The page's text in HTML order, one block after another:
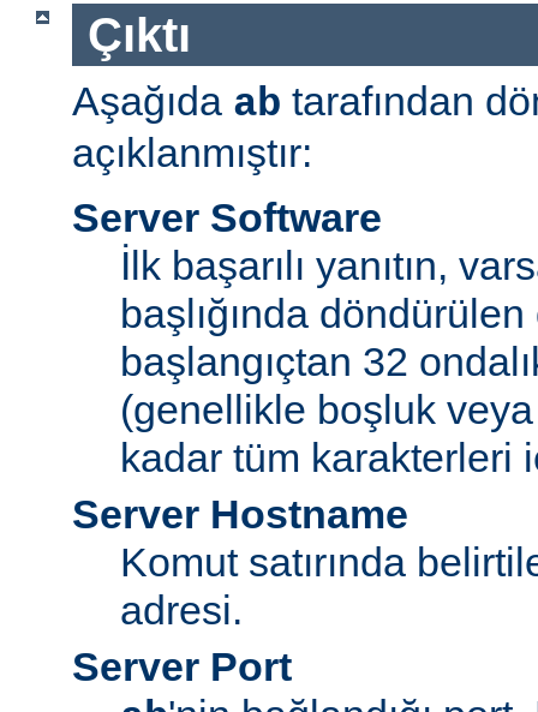
Çıktı
Aşağıda ab tarafından
açıklanmıştır:
Server Software
İlk başarılı yanıtın,
başlığında
başlangıçtan 32
(genellikle boşluk
kadar tüm karakterleri
Server Hostname
Komut satırında
adresi.
Server Port